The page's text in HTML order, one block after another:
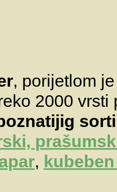
, porijetlom
2000 vrsti
,